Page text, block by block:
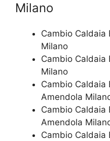
Milano
Cambio Caldaia
Milano
Cambio Caldaia
Milano
Cambio Caldaia
Amendola
Cambio Caldaia
Amendola
Cambio Caldaia